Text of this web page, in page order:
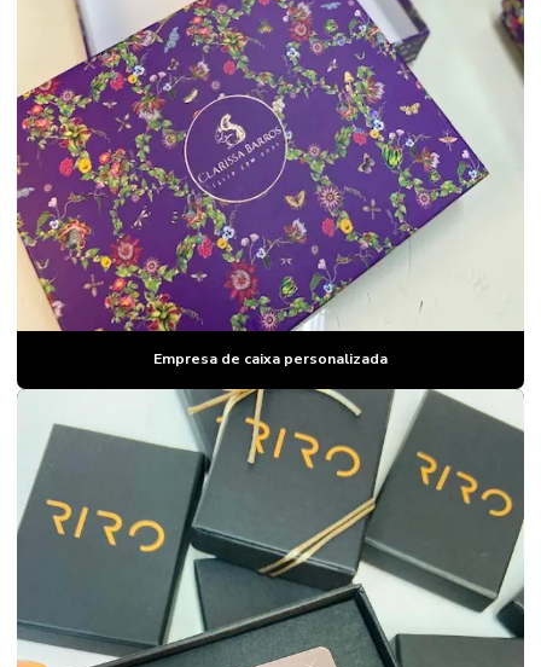
Empresa de caixa personalizada